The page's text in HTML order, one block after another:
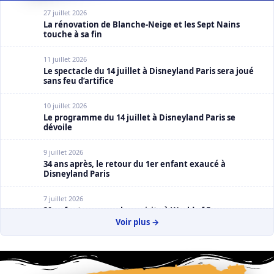
27 juillet 2026
La rénovation de Blanche-Neige et les Sept Nains
touche à sa fin
11 juillet 2026
Le spectacle du 14 juillet à Disneyland Paris sera joué
sans feu d’artifice
10 juillet 2026
Le programme du 14 juillet à Disneyland Paris se
dévoile
9 juillet 2026
34 ans après, le retour du 1er enfant exaucé à
Disneyland Paris
7 juillet 2026
30 enfants espagnols en visite à World of Frozen
2 juillet 2026
dévoile un peu plus
Voir plus →